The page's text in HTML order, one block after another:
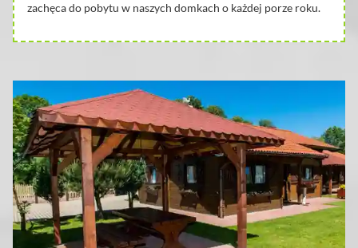
zachęca do pobytu w naszych domkach o każdej porze roku.